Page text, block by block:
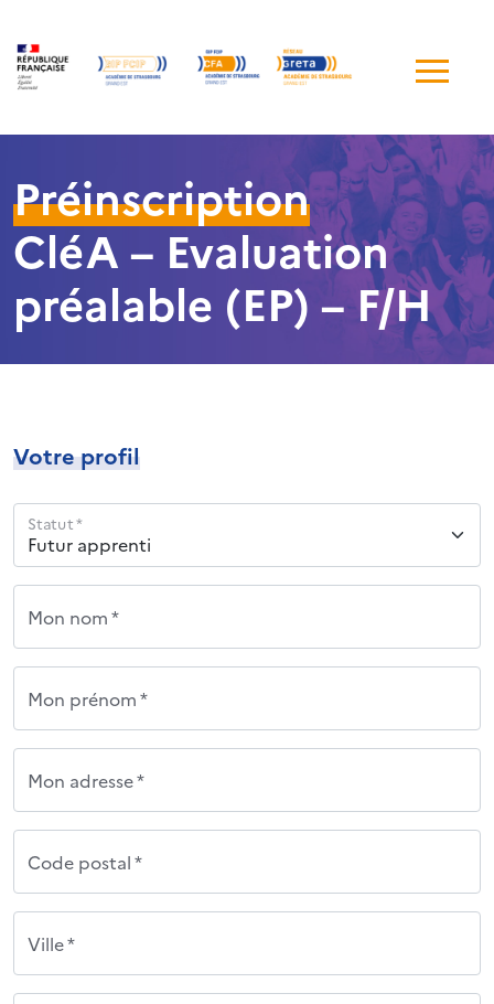
de
Préinscription
CléA – Evaluation
préalable (EP) – F/H
Votre profil
Statut *
Mon nom *
Mon prénom *
Mon adresse *
Code postal *
Ville *